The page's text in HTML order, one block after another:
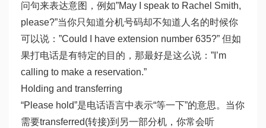
问句来表达意图，例如”May I speak to Rachel Smith,
please?”当你只知道分机号码却不知道人名的时候你
可以说：”Could I have extension number 635?” 但如
果打电话是有特定的目的，那最好是这么说：”I’m
calling to make a reservation.”
Holding and transferring
“Please hold”是电话语言中表示“等一下”的意思。当你
需要transferred(转接)到另一部分机，你常会听